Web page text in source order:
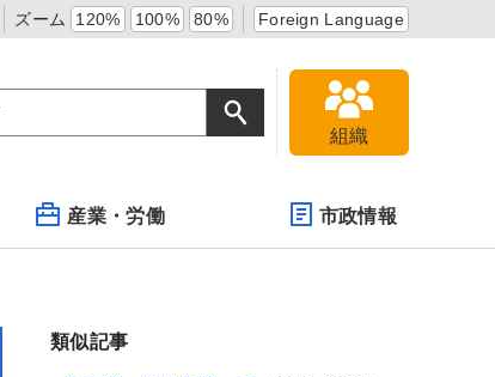
ズーム 120% 100% 80% Foreign Language
組織
産業・労働 市政情報
類似記事